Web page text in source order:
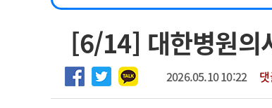
고객센터 회사소개
하반기 전공의(레지던트1년차)
2026년 하반기 인턴 모집
마취통증의학과 임기제 임상의
[6/14] 대한병원의
2026.05.10 10:22